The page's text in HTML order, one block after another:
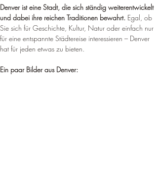
Denver ist eine Stadt, die sich ständig weiterentwickelt
und dabei ihre reichen Traditionen bewahrt. Egal, ob
Sie sich für Geschichte, Kultur, Natur oder einfach nur
für eine entspannte Städtereise interessieren – Denver
hat für jeden etwas zu bieten.
Ein paar Bilder aus Denver: